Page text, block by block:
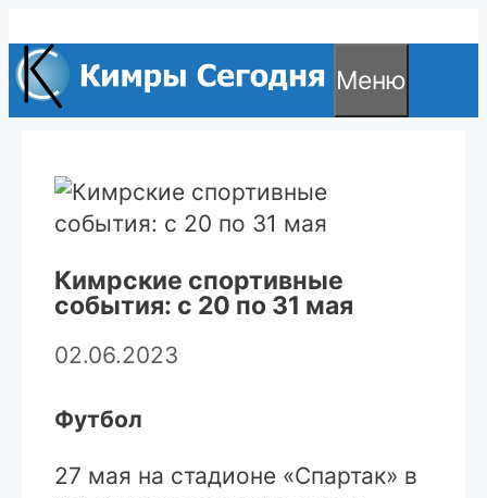
к
содержимому
Меню
Кимрские спортивные
события: с 20 по 31 мая
02.06.2023
Футбол
27 мая на стадионе «Спартак» в